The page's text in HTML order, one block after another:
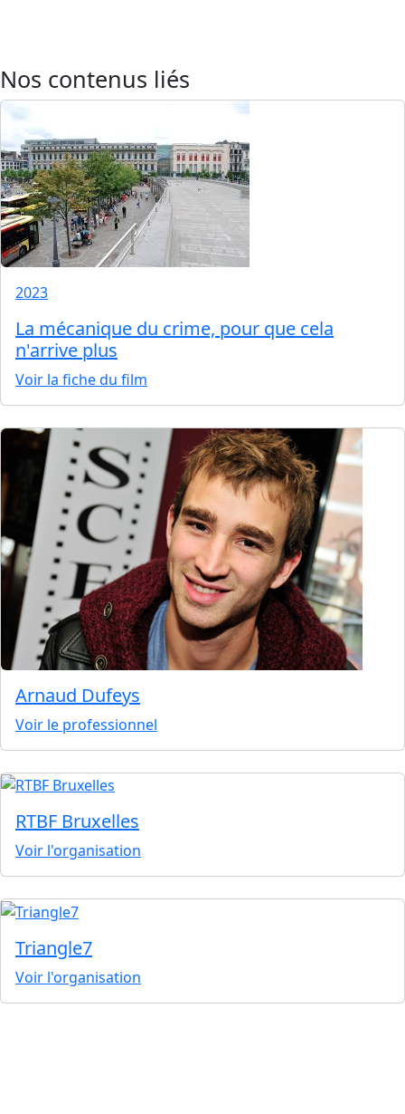
Nos contenus liés
2023
La mécanique du crime, pour que cela
n'arrive plus
Voir la fiche du film
Arnaud Dufeys
Voir le professionnel
RTBF Bruxelles
Voir l'organisation
Triangle7
Voir l'organisation